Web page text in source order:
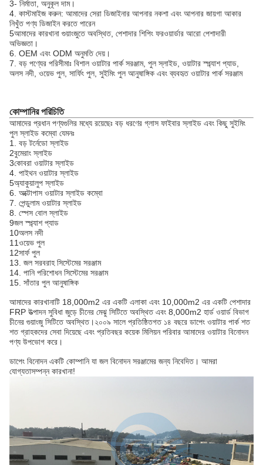
3- নির্মাতা, অনুকূল দাম।
4. কাস্টমাইজ করুন: আমাদের সেরা ডিজাইনার আপনার নকশা এবং আপনার জায়গা আকার
নিখুঁত পণ্য ডিজাইন করতে পারেন
5আমাদের কারখানা গুয়াংজুতে অবস্থিত, পেশাদার শিপিং ফরওয়ার্ডার আরো পেশাদারী
অভিজ্ঞতা।
6. OEM এবং ODM অনুমতি দেয়।
7. বড় পণ্যের পরিসীমাঃ বিশাল ওয়াটার পার্ক সরঞ্জাম, পুল স্লাইড, ওয়াটার স্প্ল্যাশ প্যাড,
অলস নদী, ওয়েভ পুল, সার্ফিং পুল, সুইমিং পুল আনুষাঙ্গিক এবং ব্যবহৃত ওয়াটার পার্ক সরঞ্জাম
কোম্পানির পরিচিতি
আমাদের প্রধান পণ্যগুলির মধ্যে রয়েছেঃ বড় ধরণের গ্লাস ফাইবার স্লাইড এবং কিছু সুইমিং
পুল স্লাইড কম্বো যেমনঃ
1. বড় টর্নেডো স্লাইড
2বুমেরাং স্লাইড
3কোবরা ওয়াটার স্লাইড
4. পাইথন ওয়াটার স্লাইড
5অ্যাকুয়ালুপ স্লাইড
6. অক্টোপাস ওয়াটার স্লাইড কম্বো
7. পেন্ডুলাম ওয়াটার স্লাইড
8. স্পেস বোল স্লাইড
9জল স্প্ল্যাশ প্যাড
10অলস নদী
11ওয়েভ পুল
12সার্ফ পুল
13. জল সরবরাহ সিস্টেমের সরঞ্জাম
14. পানি পরিশোধন সিস্টেমের সরঞ্জাম
15. সাঁতার পুল আনুষাঙ্গিক
আমাদের কারখানাটি 18,000m2 এর একটি এলাকা এবং 10,000m2 এর একটি পেশাদার
FRP উত্পাদন সুবিধা জুড়ে চীনের মেঝু সিটিতে অবস্থিত এবং 8,000m2 হার্ড ওয়ার্ড বিভাগ
চীনের গুয়াংজু সিটিতে অবস্থিত।২০০৯ সালে প্রতিষ্ঠিতগত ১৪ বছরে ডাপেং ওয়াটার পার্ক শত
শত গ্রাহকদের সেবা দিয়েছে এবং প্রতিবছর কয়েক মিলিয়ন পরিবার আমাদের ওয়াটার বিনোদন
পণ্য উপভোগ করে।
ডাপেং বিনোদন একটি কোম্পানি যা জল বিনোদন সরঞ্জামের জন্য নিবেদিত। আমরা
যোগ্যতাসম্পন্ন কারখানা!